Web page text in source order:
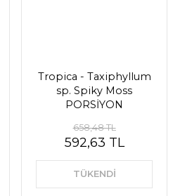
Tropica - Taxiphyllum
sp. Spiky Moss
PORSİYON
658,48 TL
592,63 TL
TÜKENDİ